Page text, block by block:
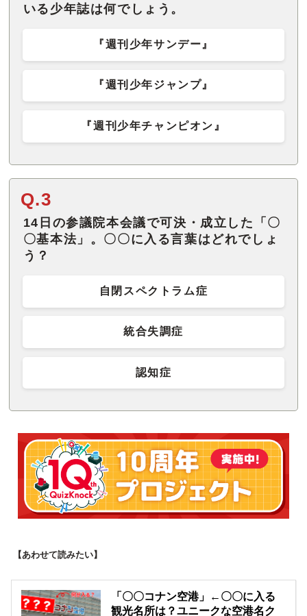
いる少年誌は何でしょう。
『週刊少年サンデー』
『週刊少年ジャンプ』
『週刊少年チャンピオン』
Q.3
14日の参議院本会議で可決・成立した「〇
〇基本法」。〇〇に入る言葉はどれでしょ
う？
自閉スペクトラム症
統合失調症
認知症
【あわせて読みたい】
「〇〇コナン空港」←〇〇に入る
観光名所は？ユニークな空港名ク